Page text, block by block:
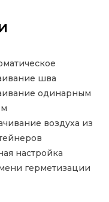
шва
одинарным
воздуха из
настройка
герметизации